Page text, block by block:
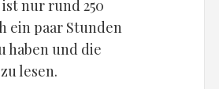
nur rund 250
ein paar Stunden
haben und die
lesen.